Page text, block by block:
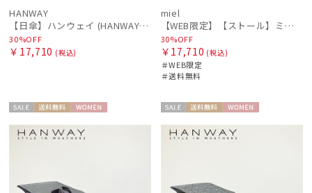
HANWAY
【日傘】ハンウェイ (HANWAY) P.カルゼツイル フリル メイクアップカラー 長傘 オールウェザー 遮光 長傘 晴雨兼用 , UV , 日本製 ,
30%OFF
￥17,710 (税込)
miel
【WEB限定】【ストール】ミエル(miel) カシミヤ100％ チェック ストール レディース メンズ ウォッシャブル 洗えるカシミヤ
30%OFF
￥17,710 (税込)
＃WEB限定
＃送料無料
ル
料
N
ル
料
N